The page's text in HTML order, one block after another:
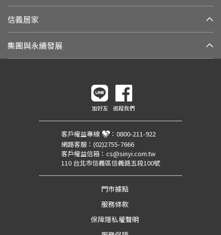
信義居家
集團與永續發展
加好友 追蹤我們
客戶權益專線 ： 0800-211-922
網路客服： (02)2755-7666
客戶權益信箱： cs@sinyi.com.tw
110 台北市信義區信義路五段100號
門市據點
服務條款
保障隱私權聲明